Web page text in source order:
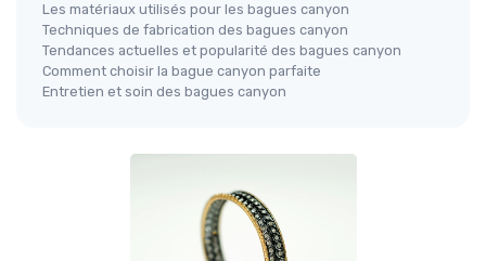
Les matériaux utilisés pour les bagues canyon
Techniques de fabrication des bagues canyon
Tendances actuelles et popularité des bagues canyon
Comment choisir la bague canyon parfaite
Entretien et soin des bagues canyon